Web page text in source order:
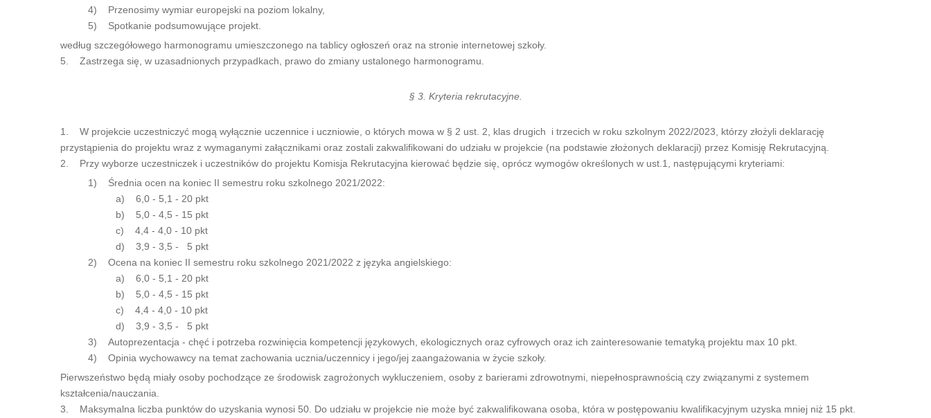
4) Przenosimy wymiar europejski na poziom lokalny,
5) Spotkanie podsumowujące projekt.
według szczegółowego harmonogramu umieszczonego na tablicy ogłoszeń oraz na stronie internetowej szkoły.
5. Zastrzega się, w uzasadnionych przypadkach, prawo do zmiany ustalonego harmonogramu.
§ 3. Kryteria rekrutacyjne.
1. W projekcie uczestniczyć mogą wyłącznie uczennice i uczniowie, o których mowa w § 2 ust. 2, klas drugich i trzecich w roku szkolnym 2022/2023, którzy złożyli deklarację
przystąpienia do projektu wraz z wymaganymi załącznikami oraz zostali zakwalifikowani do udziału w projekcie (na podstawie złożonych deklaracji) przez Komisję Rekrutacyjną.
2. Przy wyborze uczestniczek i uczestników do projektu Komisja Rekrutacyjna kierować będzie się, oprócz wymogów określonych w ust.1, następującymi kryteriami:
1) Średnia ocen na koniec II semestru roku szkolnego 2021/2022:
a) 6,0 - 5,1 - 20 pkt
b) 5,0 - 4,5 - 15 pkt
c) 4,4 - 4,0 - 10 pkt
d) 3,9 - 3,5 - 5 pkt
2) Ocena na koniec II semestru roku szkolnego 2021/2022 z języka angielskiego:
a) 6,0 - 5,1 - 20 pkt
b) 5,0 - 4,5 - 15 pkt
c) 4,4 - 4,0 - 10 pkt
d) 3,9 - 3,5 - 5 pkt
3) Autoprezentacja - chęć i potrzeba rozwinięcia kompetencji językowych, ekologicznych oraz cyfrowych oraz ich zainteresowanie tematyką projektu max 10 pkt.
4) Opinia wychowawcy na temat zachowania ucznia/uczennicy i jego/jej zaangażowania w życie szkoły.
Pierwszeństwo będą miały osoby pochodzące ze środowisk zagrożonych wykluczeniem, osoby z barierami zdrowotnymi, niepełnosprawnością czy związanymi z systemem
kształcenia/nauczania.
3. Maksymalna liczba punktów do uzyskania wynosi 50. Do udziału w projekcie nie może być zakwalifikowana osoba, która w postępowaniu kwalifikacyjnym uzyska mniej niż 15 pkt.